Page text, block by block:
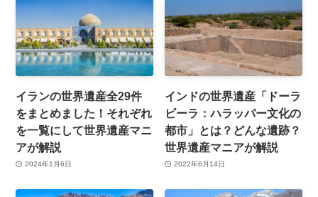
イランの世界遺産全29件
をまとめました！それぞれ
を一覧にして世界遺産マニ
アが解説
2024年1月6日
インドの世界遺産「ドーラ
ビーラ：ハラッパー文化の
都市」とは？どんな遺跡？
世界遺産マニアが解説
2022年6月14日